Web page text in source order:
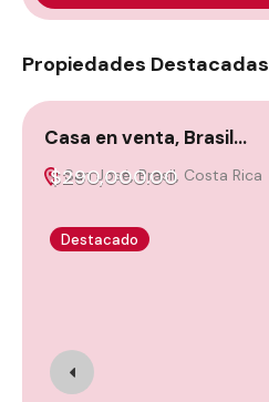
Propiedades Destacadas
Casa en venta, Brasil…
San José, Brasil, Costa Rica
Destacado
$290,000.00